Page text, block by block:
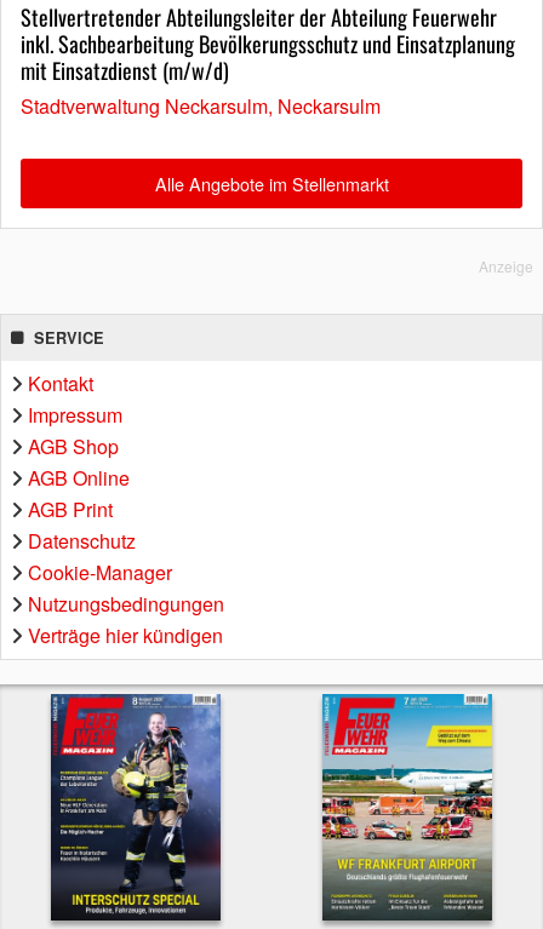
Stellvertretender Abteilungsleiter der Abteilung Feuerwehr
inkl. Sachbearbeitung Bevölkerungsschutz und Einsatzplanung
mit Einsatzdienst (m/w/d)
Stadtverwaltung Neckarsulm, Neckarsulm
Alle Angebote im Stellenmarkt
Anzeige
SERVICE
Kontakt
Impressum
AGB Shop
AGB Online
AGB Print
Datenschutz
Cookie-Manager
Nutzungsbedingungen
Verträge hier kündigen